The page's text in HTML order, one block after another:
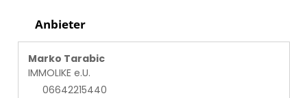
Anbieter
Marko Tarabic
IMMOLIKE e.U.
06642215440